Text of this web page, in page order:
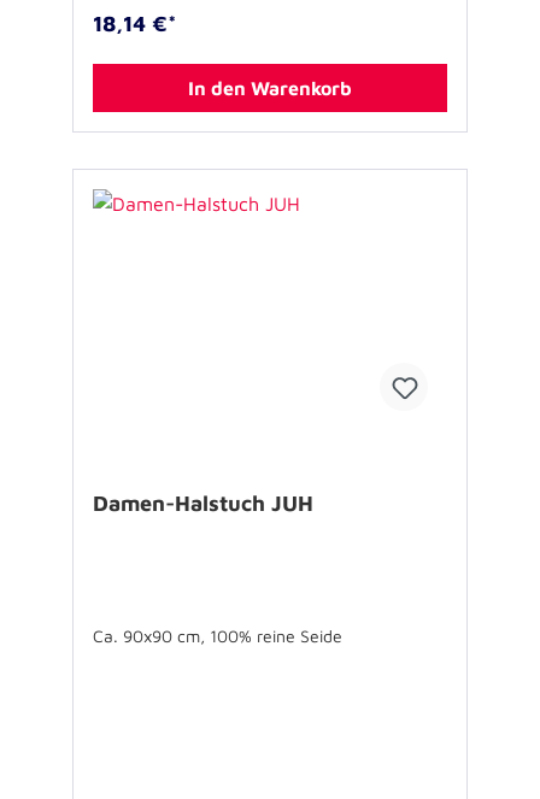
18,14 €*
In den Warenkorb
Damen-Halstuch JUH
Ca. 90x90 cm, 100% reine Seide